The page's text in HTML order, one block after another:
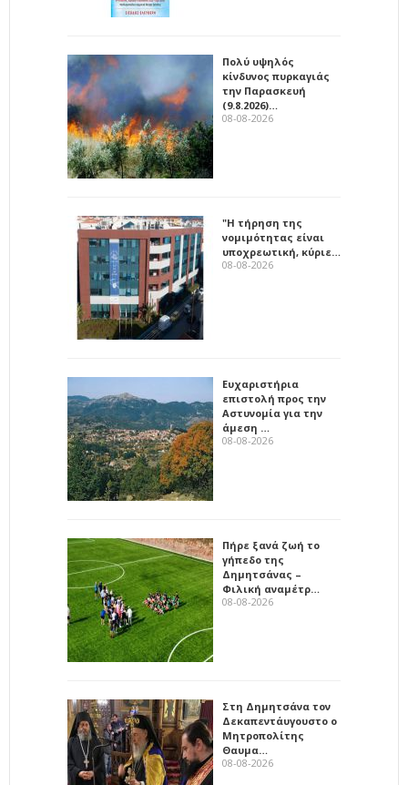
Πολύ υψηλός
κίνδυνος πυρκαγιάς
την Παρασκευή
(9.8.2026)…
08-08-2026
"Η τήρηση της
νομιμότητας είναι
υποχρεωτική, κύριε…
08-08-2026
Ευχαριστήρια
επιστολή προς την
Αστυνομία για την
άμεση …
08-08-2026
Πήρε ξανά ζωή το
γήπεδο της
Δημητσάνας –
Φιλική αναμέτρ…
08-08-2026
Στη Δημητσάνα τον
Δεκαπεντάυγουστο ο
Μητροπολίτης
Θαυμα…
08-08-2026